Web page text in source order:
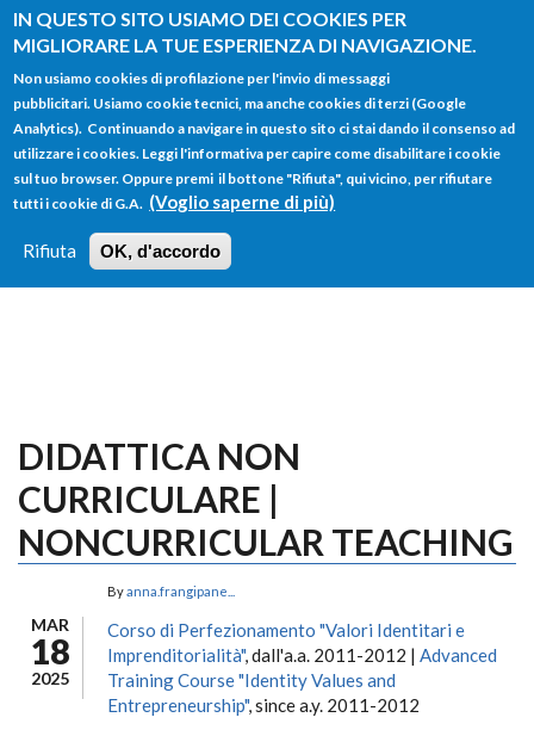
IN QUESTO SITO USIAMO DEI COOKIES PER
MIGLIORARE LA TUE ESPERIENZA DI NAVIGAZIONE.
Non usiamo cookies di profilazione per l'invio di messaggi
pubblicitari. Usiamo cookie tecnici, ma anche cookies di terzi (Google
Analytics). Continuando a navigare in questo sito ci stai dando il consenso ad
utilizzare i cookies. Leggi l'informativa per capire come disabilitare i cookie
sul tuo browser. Oppure premi il bottone "Rifiuta", qui vicino, per rifiutare
tutti i cookie di G.A. (Voglio saperne di più)
Rifiuta OK, d'accordo
Salta al contenuto principale
FORM
DI
RICERCA
Main menu
HOME TUTTI I PROFILI
LOGIN
DIDATTICA NON
CURRICULARE |
NONCURRICULAR TEACHING
MAR
18
2025
Byanna.frangipane...
Corso di Perfezionamento "Valori Identitari e
Imprenditorialità", dall'a.a. 2011-2012 | Advanced
Training Course "Identity Values and
Entrepreneurship", since a.y. 2011-2012